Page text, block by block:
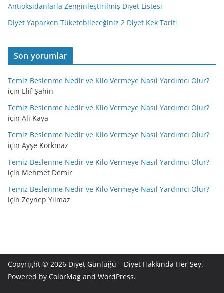
Antioksidanlarla Zenginleştirilmiş Diyet Listesi
Diyet Yaparken Tüketebileceğiniz 2 Diyet Kek Tarifi
Son yorumlar
Temiz Beslenme Nedir ve Kilo Vermeye Nasıl Yardımcı Olur?
için Elif Şahin
Temiz Beslenme Nedir ve Kilo Vermeye Nasıl Yardımcı Olur?
için Ali Kaya
Temiz Beslenme Nedir ve Kilo Vermeye Nasıl Yardımcı Olur?
için Ayşe Korkmaz
Temiz Beslenme Nedir ve Kilo Vermeye Nasıl Yardımcı Olur?
için Mehmet Demir
Temiz Beslenme Nedir ve Kilo Vermeye Nasıl Yardımcı Olur?
için Zeynep Yılmaz
Copyright © 2026 Diyet Günlüğü – Diyet Hakkında Her Şey.
Powered by ColorMag and WordPress.